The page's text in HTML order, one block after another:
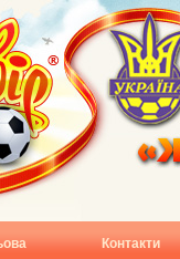
Контакти